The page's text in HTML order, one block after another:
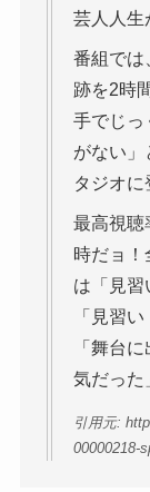
芸人人生
番組では
跡を2時
手でじっ
がない」
タジオに
最高視聴
時だョ！
は「見習
「見習
「舞台
気だった
引用元:
00000218-